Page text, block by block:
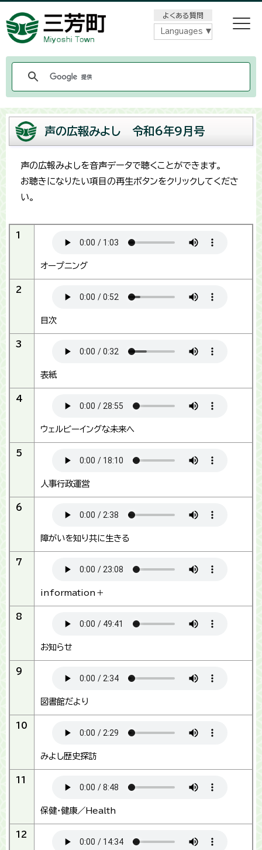
よくある質問
Languages
声の広報みよし 令和6年9月号
声の広報みよしを音声データで聴くことができます。
お聴きになりたい項目の再生ボタンをクリックしてくださ
い。
1
オープニング
2
目次
3
表紙
4
ウェルビーイングな未来へ
5
人事行政運営
6
障がいを知り共に生きる
7
information＋
8
お知らせ
9
図書館だより
10
みよし歴史探訪
11
保健・健康／Health
12